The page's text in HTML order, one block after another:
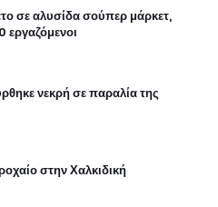
σε αλυσίδα σούπερ μάρκετ,
εργαζόμενοι
νεκρή σε παραλία της
στην Χαλκιδική